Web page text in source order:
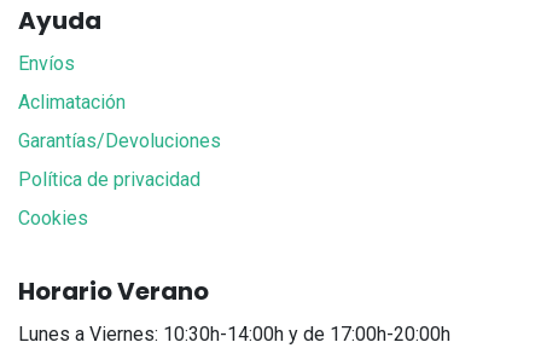
Ayuda
Envíos
Aclimatación
Garantías/Devoluciones
Política de privacidad
Cookies
Horario Verano
Lunes a Viernes: 10:30h-14:00h y de 17:00h-20:00h